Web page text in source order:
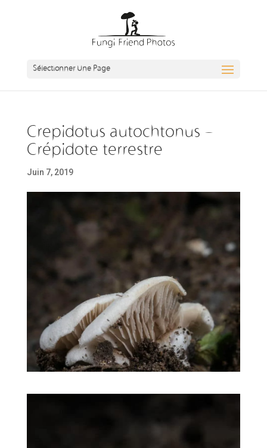
Sélectionner Une Page
Crepidotus autochtonus –
Crépidote terrestre
Juin 7, 2019